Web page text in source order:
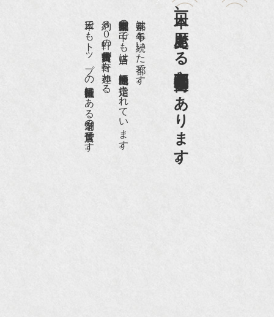
日本一、歴史ある
京都祇園骨董街にあります。
京都は千年も続いた都です。
京都祇園骨董街の中でも当店は、歴史的保全地区に指定されています。
約８０軒の古美術骨董商が軒を連ねる、
日本でもトップの祇園骨董街にある老舗の骨董店です。